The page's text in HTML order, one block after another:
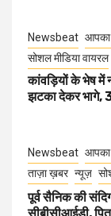
Newsbeat
सोशल मीडिया वायरल
कांवड़ियों के भेष में
झटका देकर भागे,
Newsbeat
ताज़ा ख़बर न्यूज़
पूर्व सैनिक की